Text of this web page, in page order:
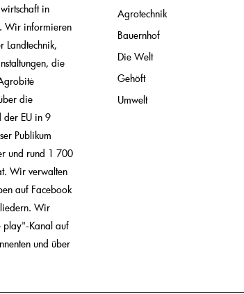
in
Wir informieren
Landtechnik,
die
die
der EU in 9
Publikum
und rund 1 700
Wir verwalten
auf Facebook
Wir
play"-Kanal auf
und über
Agrotechnik
Bauernhof
Die Welt
Gehöft
Umwelt